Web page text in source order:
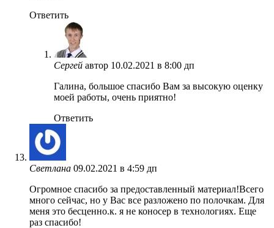
Ответить
Сергей автор 10.02.2021 в 8:00 дп
Галина, большое спасибо Вам за высокую оценку
моей работы, очень приятно!
Ответить
Светлана 09.02.2021 в 4:59 дп
Огромное спасибо за предоставленный материал!Всего
много сейчас, но у Вас все разложено по полочкам. Для
меня это бесценно.к. я не коносер в технологиях. Еще
раз спасибо!